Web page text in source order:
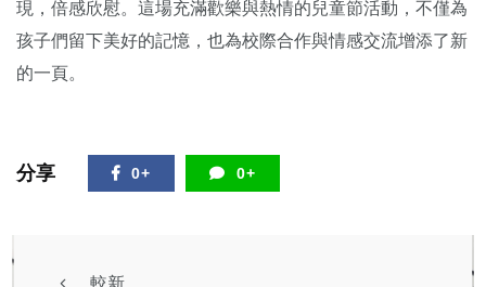
現，倍感欣慰。這場充滿歡樂與熱情的兒童節活動，不僅為
孩子們留下美好的記憶，也為校際合作與情感交流增添了新
的一頁。
分享 0+ 0+